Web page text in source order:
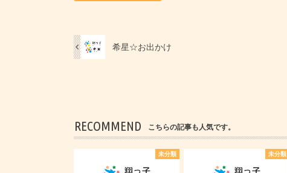
希星☆お出かけ
RECOMMEND こちらの記事も人気です。
未分類 未分類